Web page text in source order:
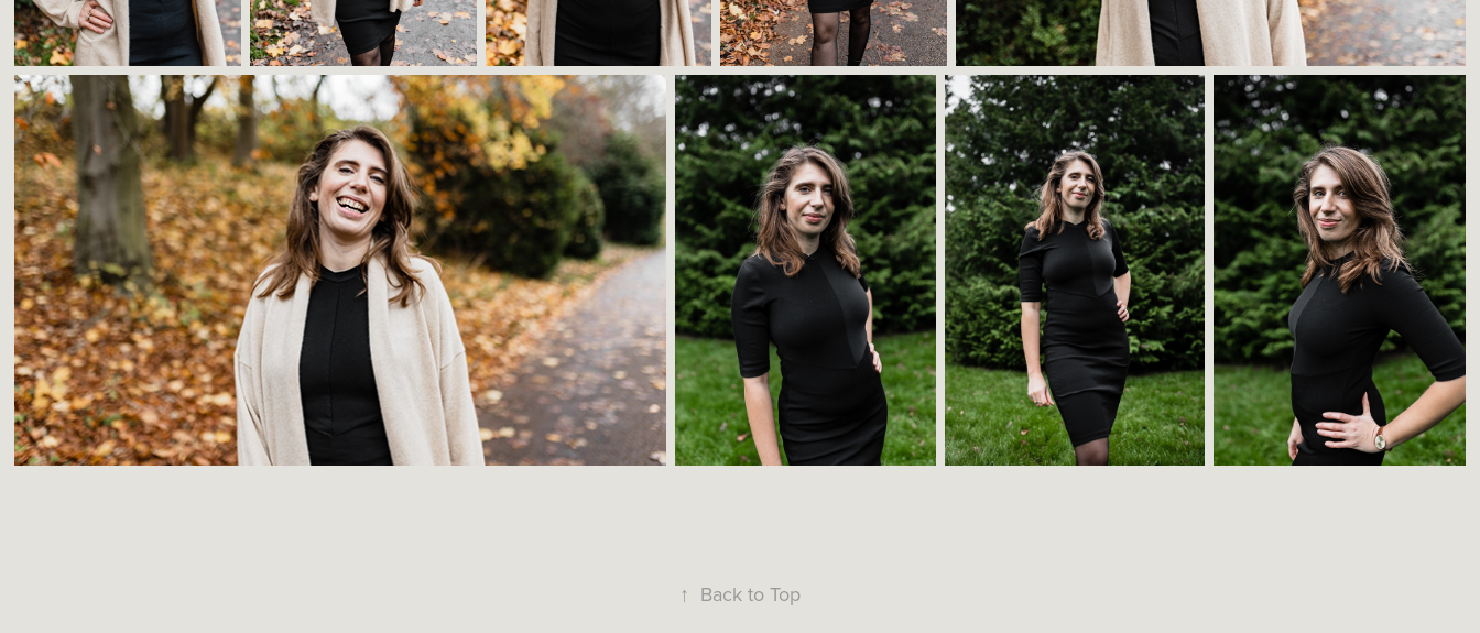
↑ Back to Top